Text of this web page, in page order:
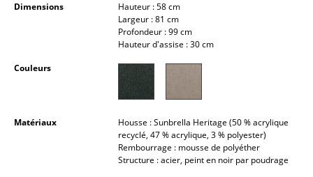
Caissons roulants et Meubles d’appoint
Pièces détachées
... voir tous les rangements
Dimensions
Hauteur : 58 cm
Largeur : 81 cm
Profondeur : 99 cm
Hauteur d'assise : 30 cm
Couleurs
Matériaux
Housse : Sunbrella Heritage (50 % acrylique
recyclé, 47 % acrylique, 3 % polyester)
Rembourrage : mousse de polyéther
Structure : acier, peint en noir par poudrage